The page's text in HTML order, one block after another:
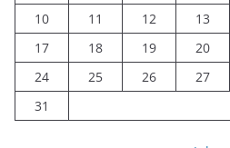
10
11 12 13
17
18 19 20
24
25 26 27
31